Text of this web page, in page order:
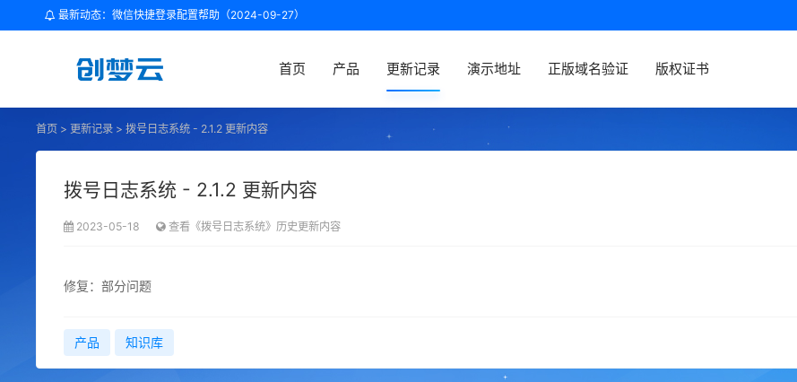
最新动态：微信快捷登录配置帮助（2024-09-27）
首页 产品 更新记录 演示地址 正版域名验证 版权证书
首页 > 更新记录 > 拨号日志系统 - 2.1.2 更新内容
拨号日志系统 - 2.1.2 更新内容
2023-05-18 查看《拨号日志系统》历史更新内容
修复：部分问题
产品 知识库